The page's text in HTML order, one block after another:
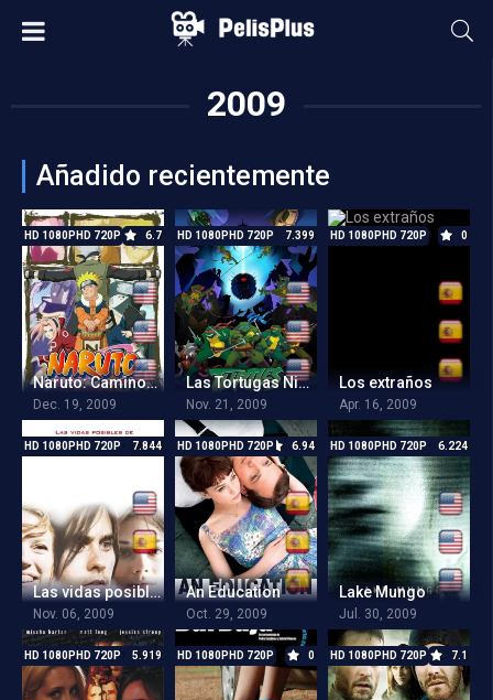
2009
Añadido recientemente
6.7
HD 1080PHD 720P
Naruto: Caminos Cruzados OVA
Dec. 19, 2009
7.399
HD 1080PHD 720P
Las Tortugas Ninja: Turtles Forever
Nov. 21, 2009
0
HD 1080PHD 720P
Los extraños
Apr. 16, 2009
7.844
HD 1080PHD 720P
Las vidas posibles de Mr. Nobody
Nov. 06, 2009
6.94
HD 1080PHD 720P
An Education
Oct. 29, 2009
6.224
HD 1080PHD 720P
Lake Mungo
Jul. 30, 2009
5.919
HD 1080PHD 720P 0
HD 1080PHD 720P 7.1
HD 1080PHD 720P